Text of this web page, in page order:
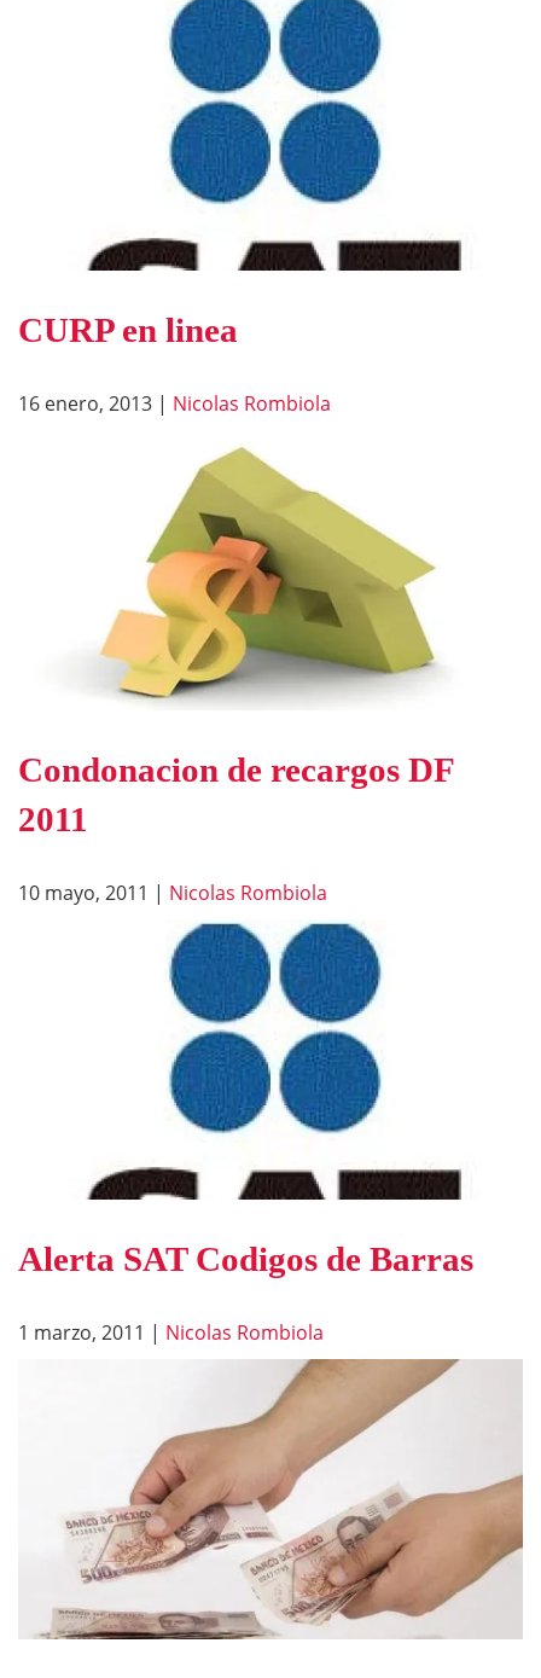
CURP en linea
16 enero, 2013 | Nicolas Rombiola
Condonacion de recargos DF
2011
10 mayo, 2011 | Nicolas Rombiola
Alerta SAT Codigos de Barras
1 marzo, 2011 | Nicolas Rombiola